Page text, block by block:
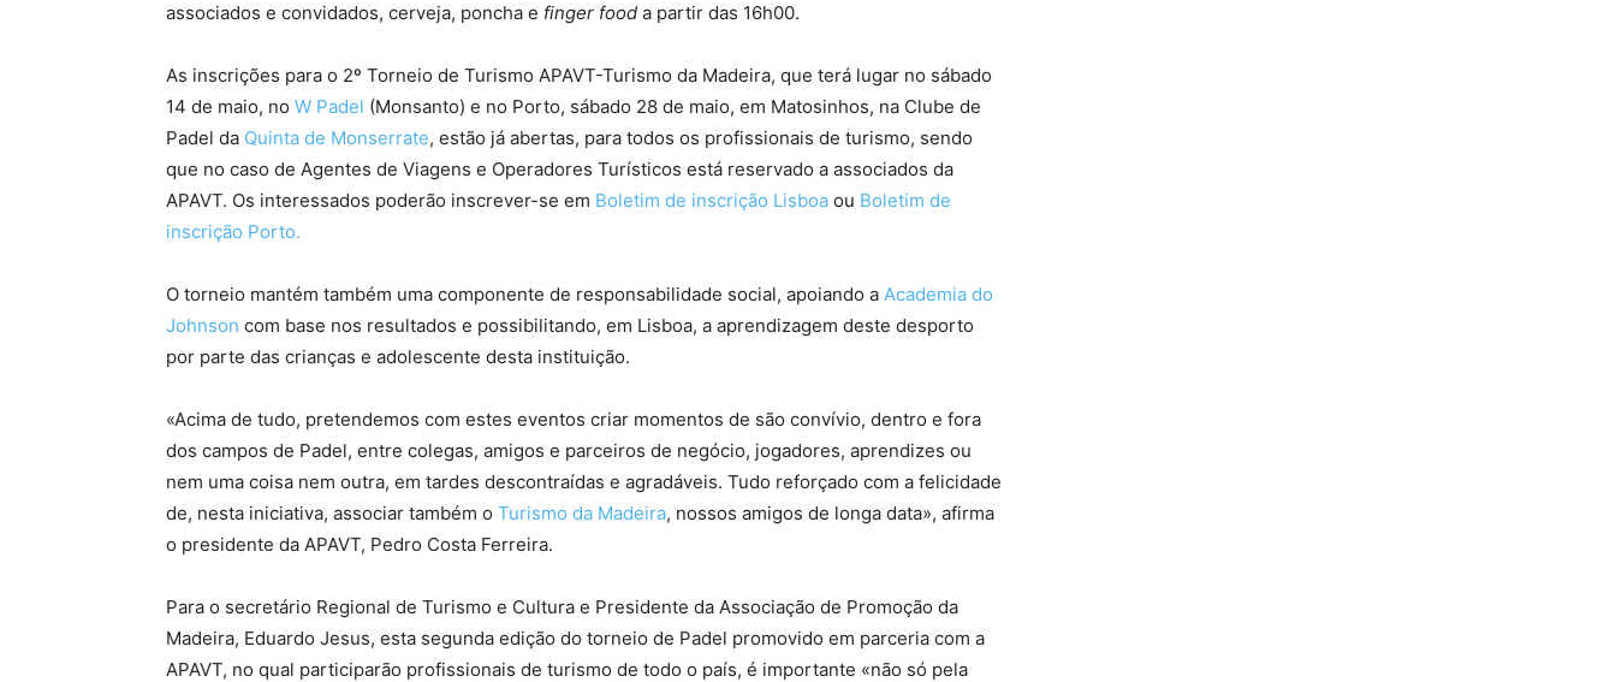
associados e convidados, cerveja, poncha e finger food a partir das 16h00.
As inscrições para o 2º Torneio de Turismo APAVT-Turismo da Madeira, que terá lugar no sábado
14 de maio, no W Padel (Monsanto) e no Porto, sábado 28 de maio, em Matosinhos, na Clube de
Padel da Quinta de Monserrate, estão já abertas, para todos os profissionais de turismo, sendo
que no caso de Agentes de Viagens e Operadores Turísticos está reservado a associados da
APAVT. Os interessados poderão inscrever-se em Boletim de inscrição Lisboa ou Boletim de
inscrição Porto.
O torneio mantém também uma componente de responsabilidade social, apoiando a Academia do
Johnson com base nos resultados e possibilitando, em Lisboa, a aprendizagem deste desporto
por parte das crianças e adolescente desta instituição.
«Acima de tudo, pretendemos com estes eventos criar momentos de são convívio, dentro e fora
dos campos de Padel, entre colegas, amigos e parceiros de negócio, jogadores, aprendizes ou
nem uma coisa nem outra, em tardes descontraídas e agradáveis. Tudo reforçado com a felicidade
de, nesta iniciativa, associar também o Turismo da Madeira, nossos amigos de longa data», afirma
o presidente da APAVT, Pedro Costa Ferreira.
Para o secretário Regional de Turismo e Cultura e Presidente da Associação de Promoção da
Madeira, Eduardo Jesus, esta segunda edição do torneio de Padel promovido em parceria com a
APAVT, no qual participarão profissionais de turismo de todo o país, é importante «não só pela